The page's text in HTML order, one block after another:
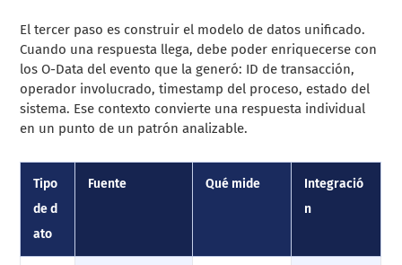
El tercer paso es construir el modelo de datos unificado.
Cuando una respuesta llega, debe poder enriquecerse con
los O-Data del evento que la generó: ID de transacción,
operador involucrado, timestamp del proceso, estado del
sistema. Ese contexto convierte una respuesta individual
en un punto de un patrón analizable.
Tipo
de d
ato
Fuente Qué mide
Integració
n